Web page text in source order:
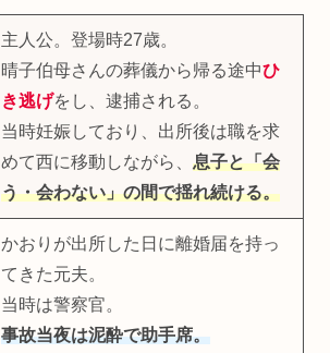
主人公。登場時27歳。
晴子伯母さんの葬儀から帰る途中ひ
き逃げをし、逮捕される。
当時妊娠しており、出所後は職を求
めて西に移動しながら、 息子と「会
う・会わない」の間で揺れ続ける。
かおりが出所した日に離婚届を持っ
てきた元夫。
当時は警察官。
事故当夜は泥酔で助手席。